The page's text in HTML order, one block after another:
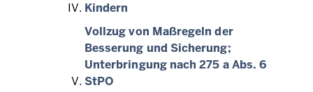
Kindern
Vollzug von Maßregeln der
Besserung und Sicherung;
Unterbringung nach 275 a Abs. 6
StPO